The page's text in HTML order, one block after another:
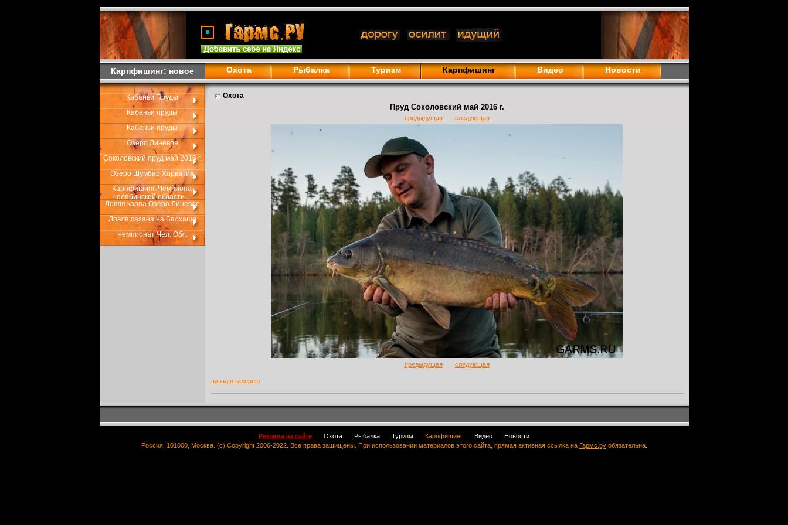
Карпфишинг: новое Охота Рыбалка Туризм Карпфишинг Видео Новости
Кабаньи Пруды
Кабаньи пруды
Кабаньи пруды
Озеро Линевое
Соколовский пруд май 2016 г.
Озеро Шумбар Хорватия
Карпфишинг..Чемпионат
Челябинской области...
Ловля карпа.Озеро Линевое
Ловля сазана на Балхаше
Чемпионат Чел. Обл.
Охота
Пруд Соколовский май 2016 г.
предыдущая следующая
предыдущая следующая
назад в галерею
Реклама на сайте Охота Рыбалка Туризм Карпфишинг Видео
Новости
Россия, 101000, Москва. (c) Copyright 2006-2022. Все права защищены. При использовании материалов этого сайта, прямая активная ссылка на Гармс.руобязательна.